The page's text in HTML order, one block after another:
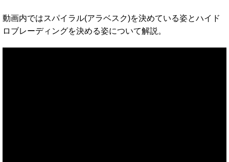
動画内ではスパイラル(アラベスク)を決めている姿とハイド
ロブレーディングを決める姿について解説。